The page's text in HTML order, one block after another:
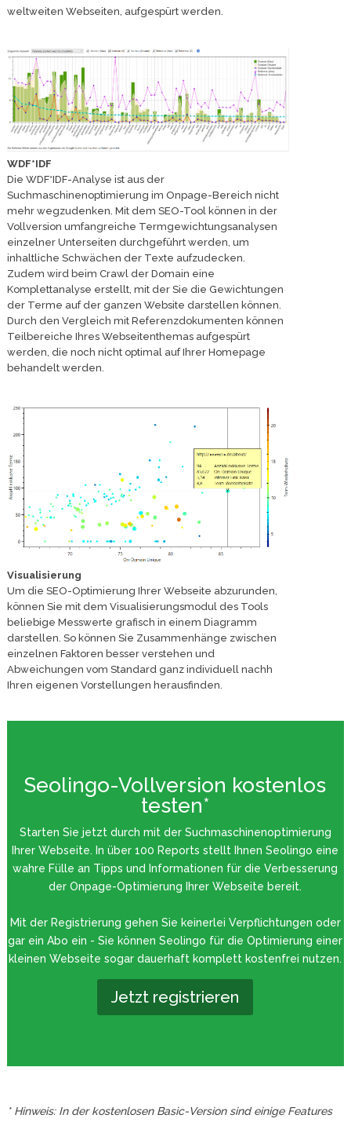
weltweiten Webseiten, aufgespürt werden.
WDF*IDF
Die WDF*IDF-Analyse ist aus der
Suchmaschinenoptimierung im Onpage-Bereich nicht
mehr wegzudenken. Mit dem SEO-Tool können in der
Vollversion umfangreiche Termgewichtungsanalysen
einzelner Unterseiten durchgeführt werden, um
inhaltliche Schwächen der Texte aufzudecken.
Zudem wird beim Crawl der Domain eine
Komplettanalyse erstellt, mit der Sie die Gewichtungen
der Terme auf der ganzen Website darstellen können.
Durch den Vergleich mit Referenzdokumenten können
Teilbereiche Ihres Webseitenthemas aufgespürt
werden, die noch nicht optimal auf Ihrer Homepage
behandelt werden.
Visualisierung
Um die SEO-Optimierung Ihrer Webseite abzurunden,
können Sie mit dem Visualisierungsmodul des Tools
beliebige Messwerte grafisch in einem Diagramm
darstellen. So können Sie Zusammenhänge zwischen
einzelnen Faktoren besser verstehen und
Abweichungen vom Standard ganz individuell nachh
Ihren eigenen Vorstellungen herausfinden.
Seolingo-Vollversion kostenlos
testen*
Starten Sie jetzt durch mit der Suchmaschinenoptimierung
Ihrer Webseite. In über 100 Reports stellt Ihnen Seolingo eine
wahre Fülle an Tipps und Informationen für die Verbesserung
der Onpage-Optimierung Ihrer Webseite bereit.
Mit der Registrierung gehen Sie keinerlei Verpflichtungen oder
gar ein Abo ein - Sie können Seolingo für die Optimierung einer
kleinen Webseite sogar dauerhaft komplett kostenfrei nutzen.
Jetzt registrieren
* Hinweis: In der kostenlosen Basic-Version sind einige Features